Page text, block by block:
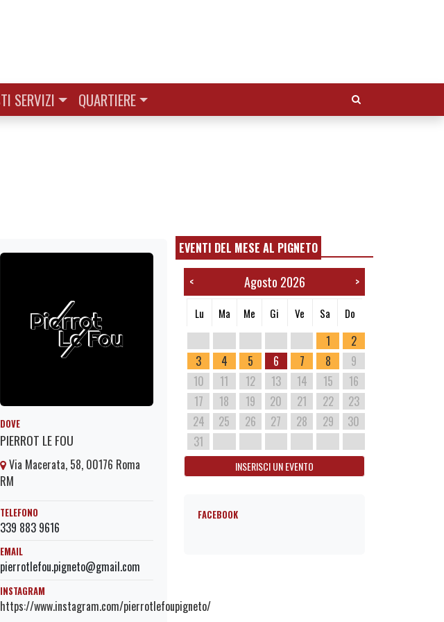
SERVIZI QUARTIERE Cerca:
DOVE
PIERROT LE FOU
Via Macerata, 58, 00176 Roma
RM
TELEFONO
339 883 9616
EMAIL
pierrotlefou.pigneto@gmail.com
INSTAGRAM
https://www.instagram.com/pierrotlefoupigneto/
EVENTI DEL MESE AL PIGNETO
< Agosto 2026 >
Lu Ma Me Gi Ve Sa Do
1
2
3
4 5 6 7 8
9
10
11 12 13 14 15
16
17
18 19 20 21 22
23
24
25 26 27 28 29
30
31
INSERISCI UN EVENTO
FACEBOOK